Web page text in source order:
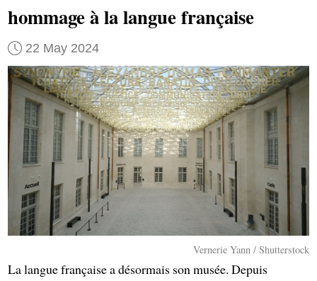
hommage à la langue française
22 May 2024
Vernerie Yann / Shutterstock
La langue française a désormais son musée. Depuis